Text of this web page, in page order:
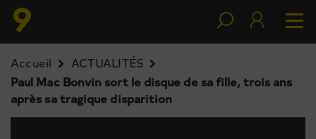
Accueil
ACTUALITÉS
Paul Mac Bonvin sort le disque de sa fille, trois ans
après sa tragique disparition